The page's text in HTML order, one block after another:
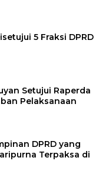
5 Fraksi DPRD
Setujui Raperda
Pelaksanaan
DPRD yang
Terpaksa di